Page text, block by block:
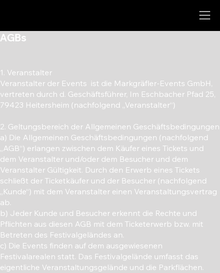
AGBs
1. Veranstalter
Veranstalter der Events ist die Markgräfler-Events GmbH,
vertreten durch d. Geschäftsführer, Im Eschbacher Pfad 25,
79423 Heitersheim (nachfolgend „Veranstalter“)
2. Geltungsbereich der Allgemeinen Geschäftsbedingungen
a) Die Allgemeinen Geschäftsbedingungen (nachfolgend
„AGB“) erlangen zwischen dem Käufer eines Tickets und
dem Veranstalter und/oder dem Besucher und dem
Veranstalter Gültigkeit. Durch den Erwerb eines Tickets
schließt der Ticketkäufer und der Besucher (nachfolgend
„Kunde“) mit dem Veranstalter einen Veranstaltungsvertrag
ab.
b) Jeder Kunde und Besucher erkennt die Rechte und
Pflichten aus diesen AGB mit dem Ticketerwerb bzw. mit
Betreten des Festivalgeländes an.
c) Die Events finden auf dem ausgewiesenen
Festivalarealen statt. Das Festivalgelände umfasst das
eigentliche Veranstaltungsgelände und die Parkflächen.